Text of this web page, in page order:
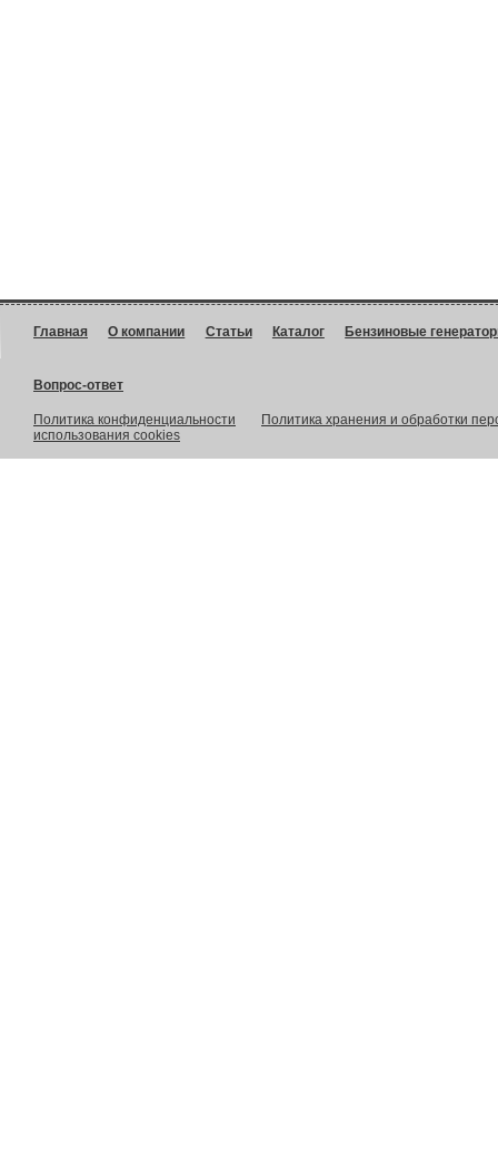
Главная О компании Статьи Каталог Бензиновые
Вопрос-ответ
Политика конфиденциальности
Политика хранения и обработки
использования cookies